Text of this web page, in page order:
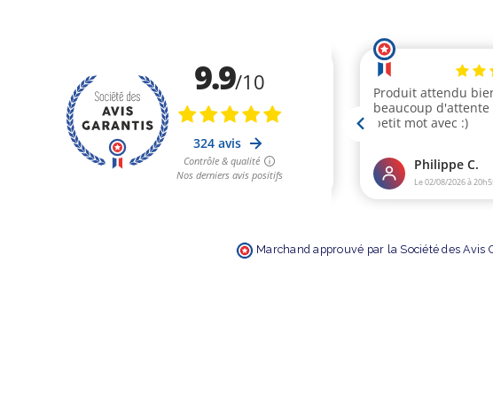
Marchand approuvé par la Société des Avis